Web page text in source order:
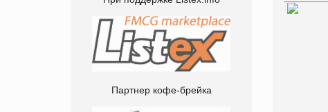
Партнер кофе-брейка